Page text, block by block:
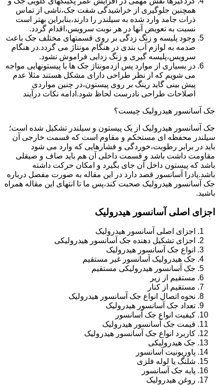
همچنین جلوگیری از خراشیدگی شفت جک،ناشی از تماس
ذرات جامد وارد شده به سیلندر را دارند،بنابراین بهتر است
نسبت به تعویض آنها در هر نوبت سرویس،اقدام گردد.
وجود پلیسه و زنگ زدگی بر روی قسمتهای مختلف جک باعث
صدمه به لوازم آب بندی در هنگام مونتاژ می گردد.در هنگام
سرویس،پلیسه گیری و زنگ زدایی فراموش نشود.
در بسیاری از موارد پس ازدمونتاژ جک ها با پیستونهایی مواجه
می شویم که از نظر طراحی دارای مشکل هستند مثلا عدم
پیش بینی گاید رینگ بر روی پیستون،در چنین مواردی
اصلاحات طراحی نادرست لحاظ شود.ادامه نکات درآیند
جک آسانسور هیدرولیک چیست؟
جک آسانسور هیدرولیک از یک پیستون و سیلندر تشکیل شده است؛
سیلندر محفظه ای مستحکم و مقاوم است که قسمت خارجی آن
باید در برابر رطوبت،خوردگی و فشارهایی که وارد می شود
مقاومت داشت باشد و قسمت داخلی آن هم باید صاف و صیقلی
باشد که پیستون داخل آن جای بگیرد و امکان حرکت داشته
باشد.پادرا آسانسور قصد دارد در این مقاله به صورت مفصل درباره
جک آسانسور هیدرولیک صحبت کند،پس ما تا انتهای این مقاله همراه
باشید.
اجزای اصلی آسانسور هیدرولیک
اجزای اصلی آسانسور هیدرولیک
اجزای تشکیل دهنده جک آسانسور هیدرولیکی
انواع جک آسانسور هیدرولیک
جک هیدرولیک آسانسور غیر مستقیم
جک آسانسور هیدرولیکی مستقیم
مستقیم از زیر
مستقیم از کنار
نحوه اتصال انواع جک آسانسور هیدرولیک
تعداد جک آسانسور هیدرولیک
کیفیت انواع جک آسانسور
قیمت جک آسانسور هیدرولیک
کاربرد انواع جک آسانسور هیدرولیک
جک هیدرولیکی
پاوریونیت آسانسور
شلنگ یا لوله فلزی
پایه جک آسانسور
روغن هیدرولیک